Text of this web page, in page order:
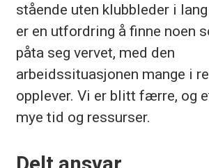
stående uten klubbleder i
er en utfordring å finne noen
påta seg vervet, med den
arbeidssituasjonen mange i
opplever. Vi er blitt færre, og
mye tid og ressurser.